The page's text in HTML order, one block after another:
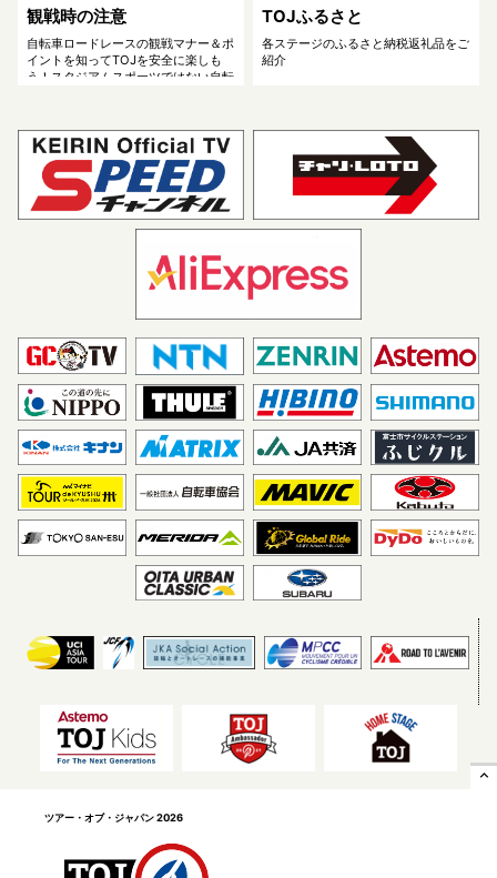
観戦時の注意
自転車ロードレースの観戦マナー＆ポ
イントを知ってTOJを安全に楽しも
う！スタジアムスポーツではない自転
じられるのが大きな魅力です。安全に
レースを満喫するために、観戦マナー
＆ポイントを知っておきましょう！
TOJふるさと
各ステージのふるさと納税返礼品をご
紹介
expand_less
ツアー・オブ・ジャパン 2026